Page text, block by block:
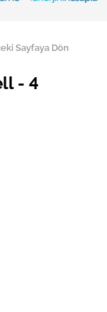
Sayfaya Dön
- 4